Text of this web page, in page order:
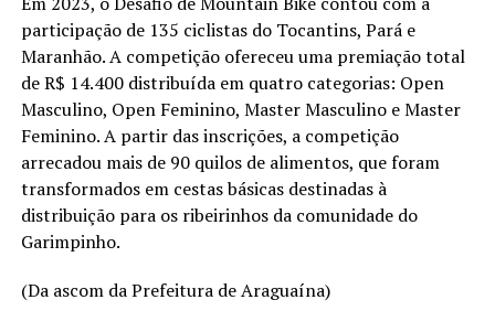
participação de 135 ciclistas do Tocantins, Pará e
Maranhão. A competição ofereceu uma premiação total
de R$ 14.400 distribuída em quatro categorias: Open
Masculino, Open Feminino, Master Masculino e Master
Feminino. A partir das inscrições, a competição
arrecadou mais de 90 quilos de alimentos, que foram
transformados em cestas básicas destinadas à
distribuição para os ribeirinhos da comunidade do
Garimpinho.
(Da ascom da Prefeitura de Araguaína)